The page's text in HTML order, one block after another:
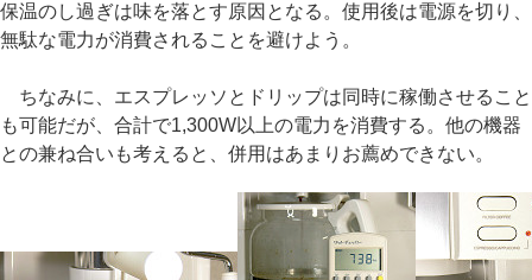
保温のし過ぎは味を落とす原因となる。使用後は電源を切り、
無駄な電力が消費されることを避けよう。
ちなみに、エスプレッソとドリップは同時に稼働させること
も可能だが、合計で1,300W以上の電力を消費する。他の機器
との兼ね合いも考えると、併用はあまりお薦めできない。